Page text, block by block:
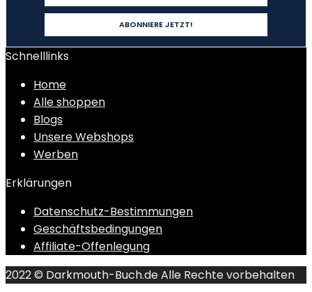
Schnelllinks
Home
Alle shoppen
Blogs
Unsere Webshops
Werben
Erklärungen
Datenschutz-Bestimmungen
Geschäftsbedingungen
Affiliate-Offenlegung
2022 © Darkmouth-Buch.de Alle Rechte vorbehalten